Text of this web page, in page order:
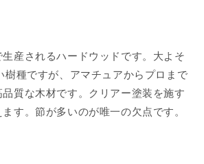
産されるハードウッドです。大よそ
種ですが、アマチュアからプロまで
質な木材です。クリアー塗装を施す
す。節が多いのが唯一の欠点です。